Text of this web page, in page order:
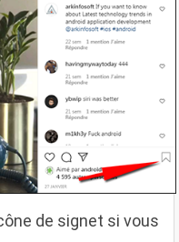
de signet si vous